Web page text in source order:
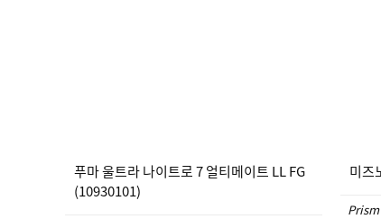
푸마 울트라 나이트로 7 얼티메이트 LL FG
(10930101)
미즈